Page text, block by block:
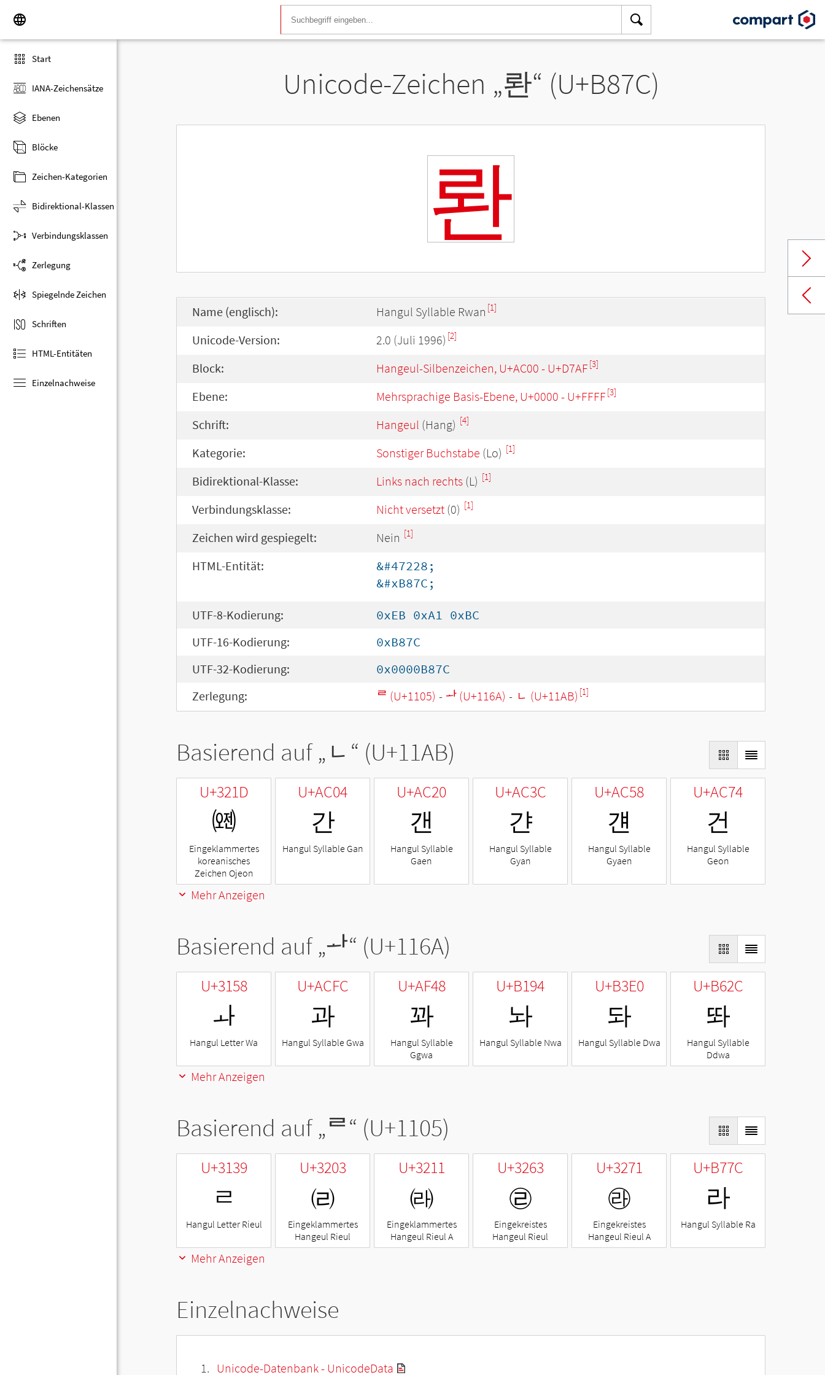
Start
IANA-Zeichensätze
Ebenen
Blöcke
Zeichen-Kategorien
Bidirektional-Klassen
Verbindungsklassen
Zerlegung
Spiegelnde Zeichen
Schriften
HTML-Entitäten
Einzelnachweise
Unicode-Zeichen „롼“ (U+B87C)
롼
Name (englisch): Hangul Syllable Rwan [1]
Unicode-Version: 2.0 (Juli 1996) [2]
Block: Hangeul-Silbenzeichen, U+AC00 - U+D7AF[3]
Ebene: Mehrsprachige Basis-Ebene, U+0000 - U+FFFF[3]
Schrift: Hangeul (Hang) [4]
Kategorie: Sonstiger Buchstabe (Lo) [1]
Bidirektional-Klasse: Links nach rechts (L) [1]
Verbindungsklasse: Nicht versetzt (0) [1]
Zeichen wird gespiegelt: Nein [1]
HTML-Entität:
&#47228;
&#xB87C;
UTF-8-Kodierung:
0xEB 0xA1 0xBC
UTF-16-Kodierung:
0xB87C
UTF-32-Kodierung:
0x0000B87C
Zerlegung:
ᄅ (U+1105) - ᅪ (U+116A) - ᆫ (U+11AB) [1]
Basierend auf „ ᆫ “ (U+11AB)
U+321D
㈝
Eingeklammertes
koreanisches
Zeichen Ojeon
U+AC04
간
Hangul Syllable Gan
U+AC20
갠
Hangul Syllable
Gaen
U+AC3C
갼
Hangul Syllable
Gyan
U+AC58
걘
Hangul Syllable
Gyaen
U+AC74
건
Hangul Syllable
Geon
Mehr Anzeigen
Basierend auf „ᅪ“ (U+116A)
U+3158
ㅘ
Hangul Letter Wa
U+ACFC
과
Hangul Syllable Gwa
U+AF48
꽈
Hangul Syllable
Ggwa
U+B194
놔
Hangul Syllable Nwa
U+B3E0
돠
Hangul Syllable Dwa
U+B62C
똬
Hangul Syllable
Ddwa
Mehr Anzeigen
Basierend auf „ᄅ“ (U+1105)
U+3139
ㄹ
Hangul Letter Rieul
U+3203
㈃
Eingeklammertes
Hangeul Rieul
U+3211
㈑
Eingeklammertes
Hangeul Rieul A
U+3263
㉣
Eingekreistes
Hangeul Rieul
U+3271
㉱
Eingekreistes
Hangeul Rieul A
U+B77C
라
Hangul Syllable Ra
Mehr Anzeigen
Einzelnachweise
Unicode-Datenbank - UnicodeData